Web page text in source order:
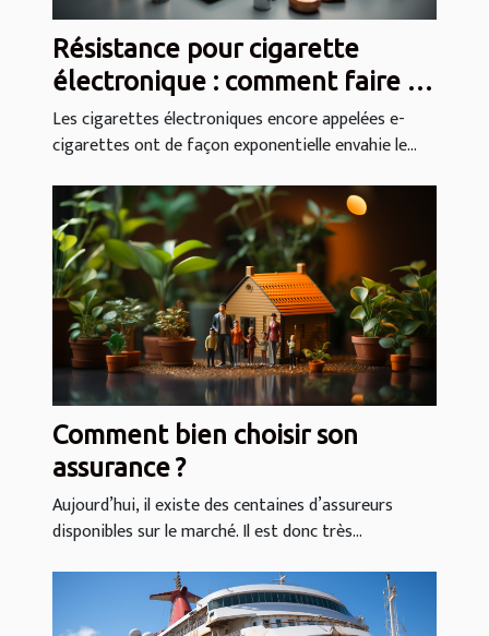
Résistance pour cigarette
électronique : comment faire le
meilleur choix ?
Les cigarettes électroniques encore appelées e-
cigarettes ont de façon exponentielle envahie le...
Comment bien choisir son
assurance ?
Aujourd’hui, il existe des centaines d’assureurs
disponibles sur le marché. Il est donc très...